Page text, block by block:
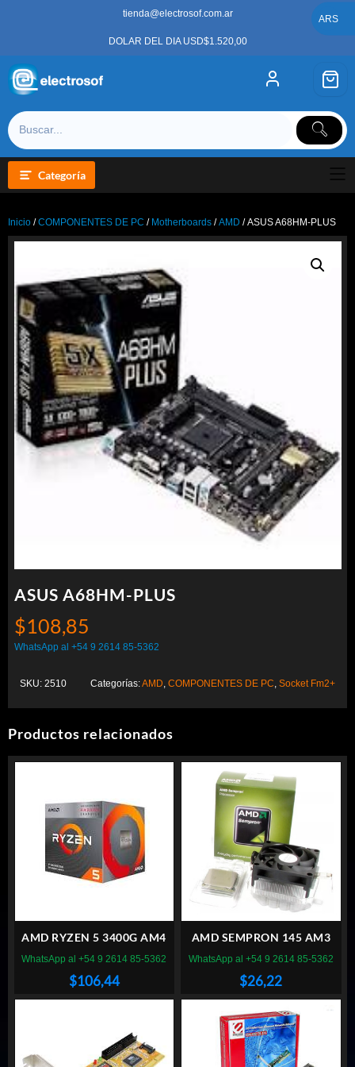
tienda@electrosof.com.ar
DOLAR DEL DIA USD$1.520,00
Categoría
Inicio /COMPONENTES DE PC / Motherboards /AMD / ASUS A68HM-PLUS
ASUS A68HM-PLUS
$108,85
WhatsApp al +54 9 2614 85-5362
SKU: 2510 Categorías:AMD COMPONENTES DE PC Socket Fm2+
Productos relacionados
AMD RYZEN 5 3400G AM4
$106,44
WhatsApp al +54 9 2614 85-5362
AMD SEMPRON 145 AM3
$26,22
WhatsApp al +54 9 2614 85-5362
ARS